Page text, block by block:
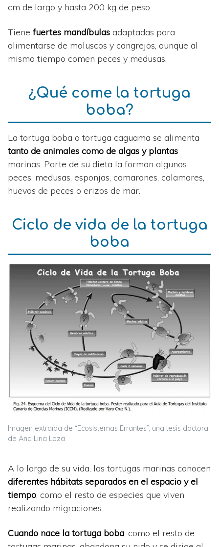
cm de largo y hasta 200 kg de peso.
Tiene fuertes mandíbulas adaptadas para
alimentarse de moluscos y cangrejos, aunque al
mismo tiempo comen peces y medusas.
¿Qué come la tortuga
boba?
La tortuga boba o tortuga caguama se alimenta
tanto de animales como de algas y plantas
marinas. Parte de su dieta la forman algunos
peces, medusas, esponjas, camarones, calamares,
huevos de peces o erizos de mar.
Ciclo de vida de la tortuga
boba
Imagen extraída de “Ecosistemas Errantes”, una tesis doctoral
de Ana Liria Loza
A lo largo de su vida, las tortugas marinas conocen
diferentes hábitats separados en el espacio y el
tiempo, como el resto de especies que viven
realizando migraciones.
Cuando nace la tortuga boba, como el resto de